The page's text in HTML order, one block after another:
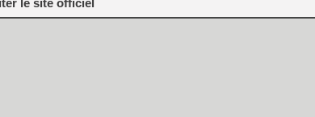
le site officiel